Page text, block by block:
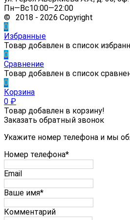
Пн—Вс10:00—22:00
© 2018 - 2026 Copyright
0
Избранные
Товар добавлен в список
0
Сравнение
Товар добавлен в список
0
Корзина
0 ₽
Товар добавлен в корзину!
Заказать обратный звонок
Укажите номер телефона и мы
Номер телефона*
Email
Ваше имя*
Комментарий